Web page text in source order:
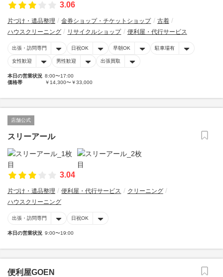
3.06
片づけ・遺品整理 金券ショップ・チケットショップ
古着
ハウスクリーニング
リサイクルショップ 便利屋・代行サービス
出張・訪問専門 日祝OK 早朝OK 駐車場有
女性歓迎 男性歓迎 出張買取
本日の営業状況 8:00〜17:00
価格帯
￥14,300〜￥33,000
店舗公式
スリーアール
3.04
片づけ・遺品整理 便利屋・代行サービス
クリーニング
ハウスクリーニング
出張・訪問専門 日祝OK
本日の営業状況 9:00〜19:00
便利屋GOEN